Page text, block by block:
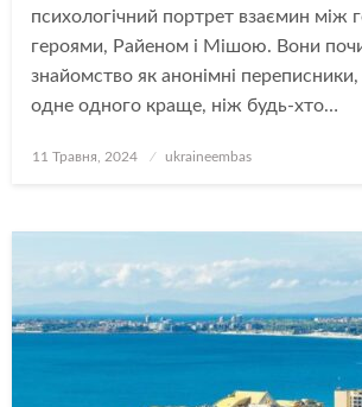
психологічний портрет взаємин між
героями, Райеном і Мішою. Вони
знайомство як анонімні переписники,
одне одного краще, ніж будь-хто…
Опубліковано
11 Травня, 2024 ukraineembas